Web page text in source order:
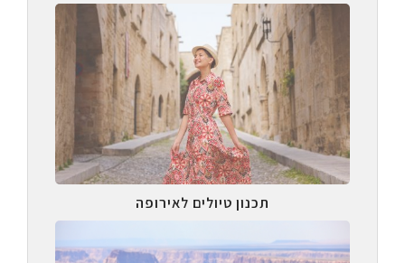
תכנון טיולים לאירופה